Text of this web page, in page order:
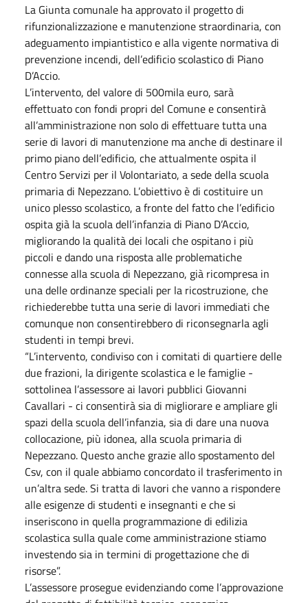
La Giunta comunale ha approvato il progetto di
rifunzionalizzazione e manutenzione straordinaria, con
adeguamento impiantistico e alla vigente normativa di
prevenzione incendi, dell’edificio scolastico di Piano
D’Accio.
L’intervento, del valore di 500mila euro, sarà
effettuato con fondi propri del Comune e consentirà
all’amministrazione non solo di effettuare tutta una
serie di lavori di manutenzione ma anche di destinare il
primo piano dell’edificio, che attualmente ospita il
Centro Servizi per il Volontariato, a sede della scuola
primaria di Nepezzano. L’obiettivo è di costituire un
unico plesso scolastico, a fronte del fatto che l’edificio
ospita già la scuola dell’infanzia di Piano D’Accio,
migliorando la qualità dei locali che ospitano i più
piccoli e dando una risposta alle problematiche
connesse alla scuola di Nepezzano, già ricompresa in
una delle ordinanze speciali per la ricostruzione, che
richiederebbe tutta una serie di lavori immediati che
comunque non consentirebbero di riconsegnarla agli
studenti in tempi brevi.
“L’intervento, condiviso con i comitati di quartiere delle
due frazioni, la dirigente scolastica e le famiglie -
sottolinea l’assessore ai lavori pubblici Giovanni
Cavallari - ci consentirà sia di migliorare e ampliare gli
spazi della scuola dell’infanzia, sia di dare una nuova
collocazione, più idonea, alla scuola primaria di
Nepezzano. Questo anche grazie allo spostamento del
Csv, con il quale abbiamo concordato il trasferimento in
un’altra sede. Si tratta di lavori che vanno a rispondere
alle esigenze di studenti e insegnanti e che si
inseriscono in quella programmazione di edilizia
scolastica sulla quale come amministrazione stiamo
investendo sia in termini di progettazione che di
risorse”.
L’assessore prosegue evidenziando come l’approvazione